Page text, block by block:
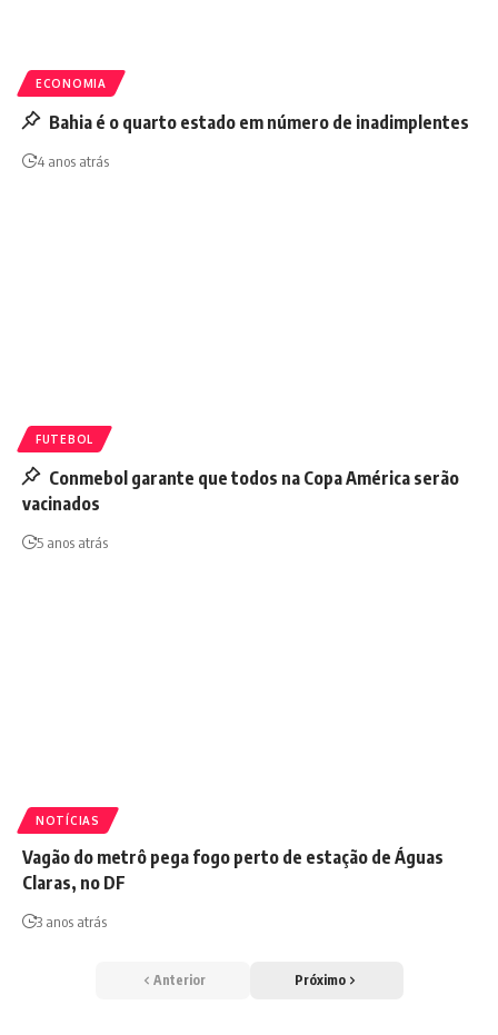
ECONOMIA
Bahia é o quarto estado em número de inadimplentes
4 anos atrás
FUTEBOL
Conmebol garante que todos na Copa América serão
vacinados
5 anos atrás
NOTÍCIAS
Vagão do metrô pega fogo perto de estação de Águas
Claras, no DF
3 anos atrás
Anterior Próximo